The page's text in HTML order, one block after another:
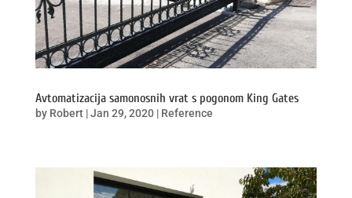
Avtomatizacija samonosnih vrat s pogonom King Gates
by Robert|Jan 29, 2020| Reference